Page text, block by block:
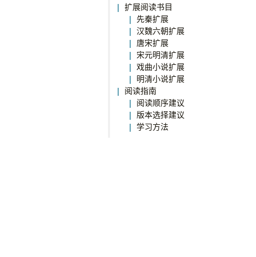
扩展阅读书目
先秦扩展
汉魏六朝扩展
唐宋扩展
宋元明清扩展
戏曲小说扩展
明清小说扩展
阅读指南
阅读顺序建议
版本选择建议
学习方法